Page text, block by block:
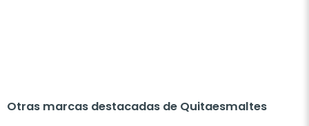
Otras marcas destacadas de Quitaesmaltes